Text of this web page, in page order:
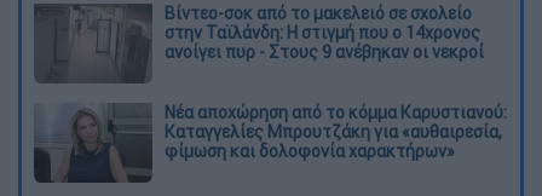
Βίντεο-σοκ από το μακελειό σε σχολείο
στην Ταϊλάνδη: Η στιγμή που ο 14χρονος
ανοίγει πυρ - Στους 9 ανέβηκαν οι νεκροί
Νέα αποχώρηση από το κόμμα Καρυστιανού:
Καταγγελίες Μπρουτζάκη για «αυθαιρεσία,
φίμωση και δολοφονία χαρακτήρων»